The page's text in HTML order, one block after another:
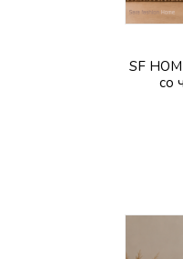
SF
со